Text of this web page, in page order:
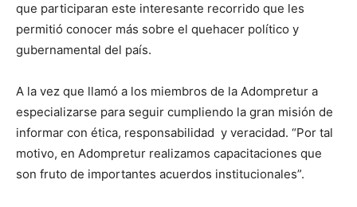
que participaran este interesante recorrido que les
permitió conocer más sobre el quehacer político y
gubernamental del país.
A la vez que llamó a los miembros de la Adompretur a
especializarse para seguir cumpliendo la gran misión de
informar con ética, responsabilidad y veracidad. “Por tal
motivo, en Adompretur realizamos capacitaciones que
son fruto de importantes acuerdos institucionales”.